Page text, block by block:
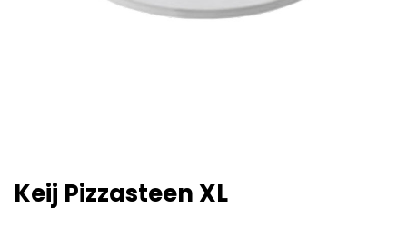
Keij Pizzasteen XL